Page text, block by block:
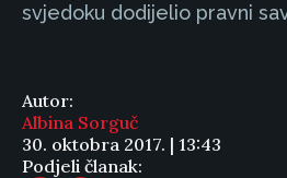
svjedoku dodijelio pravni
Autor:
Albina Sorguč
30. oktobra 2017. | 13:43
Podjeli članak: